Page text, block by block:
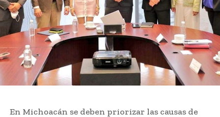
En Michoacán se deben priorizar las causas de